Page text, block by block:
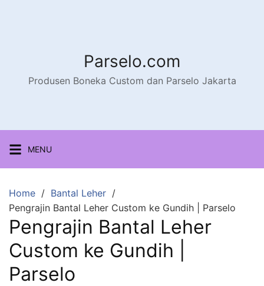
Parselo.com
Produsen Boneka Custom dan Parselo Jakarta
MENU
Home
Bantal Leher
Pengrajin Bantal Leher Custom ke Gundih | Parselo
Pengrajin Bantal Leher
Custom ke Gundih |
Parselo